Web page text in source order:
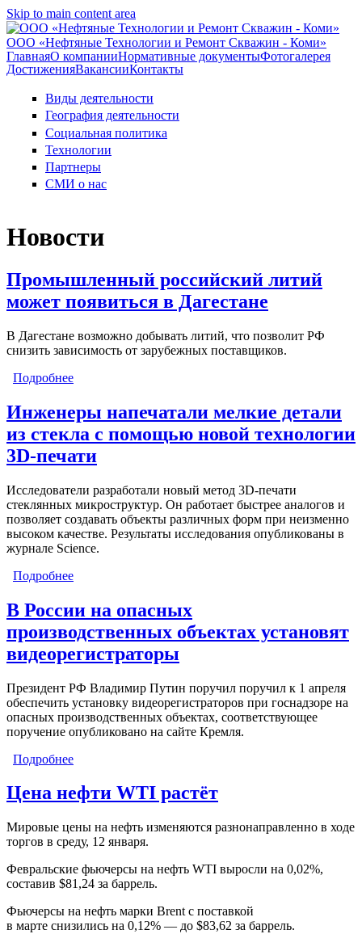
Skip to main content area
ООО «Нефтяные Технологии и Ремонт Скважин - Коми»
ГлавнаяО компанииНормативные документыФотогалерея
ДостиженияВакансииКонтакты
Виды деятельности
География деятельности
Социальная политика
Технологии
Партнеры
СМИ о нас
Новости
Промышленный российский литий
может появиться в Дагестане
В Дагестане возможно добывать литий, что позволит РФ
снизить зависимость от зарубежных поставщиков.
Подробнее
Инженеры напечатали мелкие детали
из стекла с помощью новой технологии
3D-печати
Исследователи разработали новый метод 3D-печати
стеклянных микроструктур. Он работает быстрее аналогов и
позволяет создавать объекты различных форм при неизменно
высоком качестве. Результаты исследования опубликованы в
журнале Science.
Подробнее
В России на опасных
производственных объектах установят
видеорегистраторы
Президент РФ Владимир Путин поручил поручил к 1 апреля
обеспечить установку видеорегистраторов при госнадзоре на
опасных производственных объектах, соответствующее
поручение опубликовано на сайте Кремля.
Подробнее
Цена нефти WTI растёт
Мировые цены на нефть изменяются разнонаправленно в ходе
торгов в среду, 12 января.
Февральские фьючерсы на нефть WTI выросли на 0,02%,
составив $81,24 за баррель.
Фьючерсы на нефть марки Brent с поставкой
в марте снизились на 0,12% — до $83,62 за баррель.